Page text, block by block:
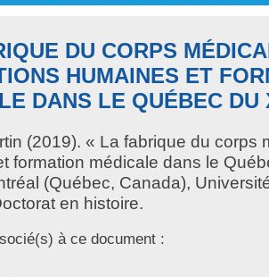
DU CORPS
HUMAINES ET
DANS LE QUÉBEC DU
(2019). « La fabrique du corps
formation médicale dans le
(Québec, Canada),
en histoire.
à ce document :